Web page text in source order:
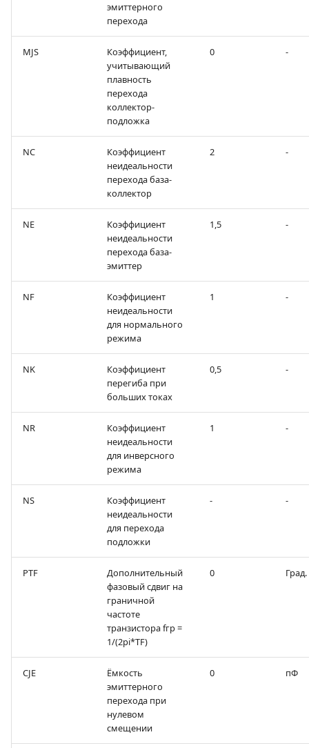
эмиттерного
перехода
MJS
Коэффициент,
учитывающий
плавность
перехода
коллектор-
подложка
0 -
NC
Коэффициент
неидеальности
перехода база-
коллектор
2 -
NE
Коэффициент
неидеальности
перехода база-
эмиттер
1,5 -
NF
Коэффициент
неидеальности
для нормального
режима
1 -
NK
Коэффициент
перегиба при
больших токах
0,5 -
NR
Коэффициент
неидеальности
для инверсного
режима
1 -
NS
Коэффициент
неидеальности
для перехода
подложки
- -
PTF
Дополнительный
фазовый сдвиг на
граничной
частоте
транзистора fгр =
1/(2pi*TF)
0 Град.
CJE
Ёмкость
эмиттерного
перехода при
нулевом
смещении
0 пФ